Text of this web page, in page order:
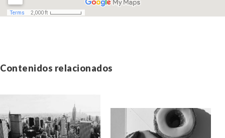
Contenidos relacionados